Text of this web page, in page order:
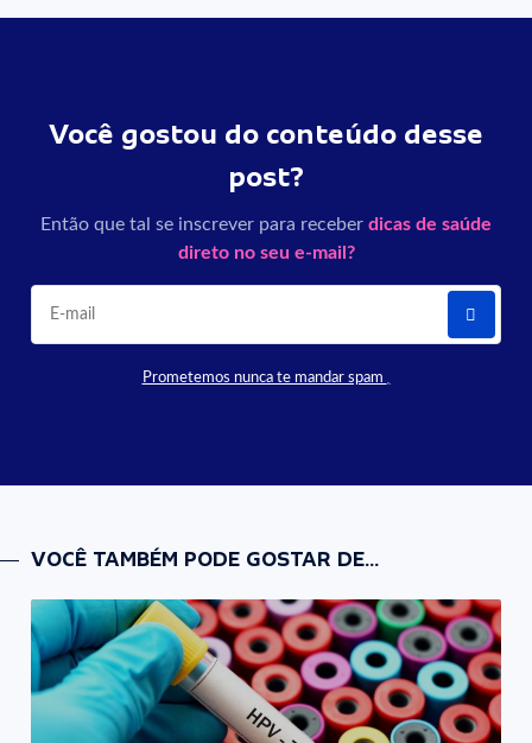
Você gostou do conteúdo desse
post?
Então que tal se inscrever para receber dicas de saúde
direto no seu e-mail?
Prometemos nunca te mandar spam
VOCÊ TAMBÉM PODE GOSTAR DE...